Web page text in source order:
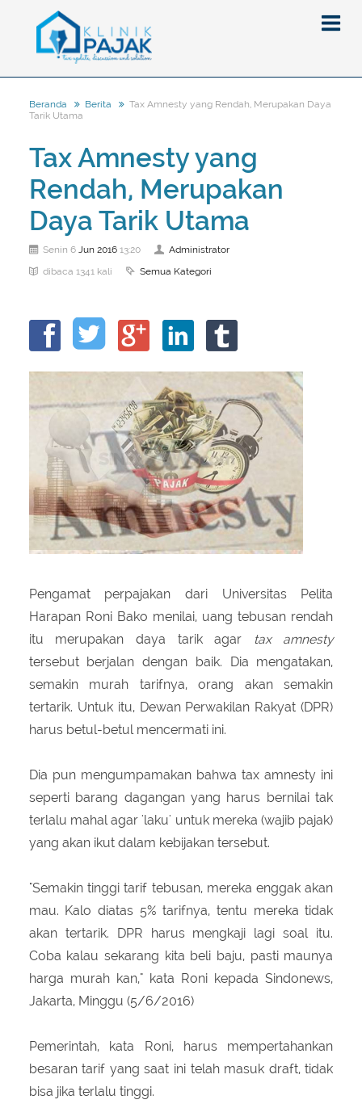
Artikel
Pajak
Pengantar
Pajak Penghasilan (PPh)
Pajak Pertambahan Nilai (PPN)
Penghitungan Pajak
Peraturan
PPh
Update Aturan Pajak
Aturan Pajak Lainnya
Formulir Pajak
Event
Tax Amnesty
Pengampunan Pajak
Peraturan Pengampunan Pajak
Infografis Pengampunan Pajak
Beranda
About Us
Q & A Pajak
Kontak Kami
Sitemap
Beranda Berita
Tax Amnesty yang Rendah, Merupakan Daya
Tarik Utama
Tax Amnesty yang
Rendah, Merupakan
Daya Tarik Utama
Senin 6 Jun 201613:20 Administrator
dibaca 1341 kali Semua Kategori
Pengamat perpajakan dari Universitas Pelita
Harapan Roni Bako menilai, uang tebusan rendah
itu merupakan daya tarik agar
tax amnesty
tersebut berjalan dengan baik. Dia mengatakan,
semakin murah tarifnya, orang akan semakin
tertarik. Untuk itu, Dewan Perwakilan Rakyat (DPR)
harus betul-betul mencermati ini.
Dia pun mengumpamakan bahwa tax amnesty ini
seperti barang dagangan yang harus bernilai tak
terlalu mahal agar 'laku' untuk mereka (wajib pajak)
yang akan ikut dalam kebijakan tersebut.
"Semakin tinggi tarif tebusan, mereka enggak akan
mau. Kalo diatas 5% tarifnya, tentu mereka tidak
akan tertarik. DPR harus mengkaji lagi soal itu.
Coba kalau sekarang kita beli baju, pasti maunya
harga murah kan," kata Roni kepada Sindonews,
Jakarta, Minggu (5/6/2016)
Pemerintah, kata Roni, harus mempertahankan
besaran tarif yang saat ini telah masuk draft, tidak
bisa jika terlalu tinggi.